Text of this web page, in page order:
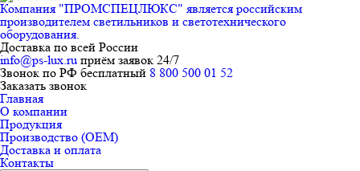
Компания "ПРОМСПЕЦЛЮКС" является российским
производителем светильников и светотехнического
оборудования.
Доставка по всей России
info@ps-lux.ru приём заявок 24/7
Звонок по РФ бесплатный 8 800 500 01 52
Заказать звонок
Главная
О компании
Продукция
Производство (ОЕМ)
Доставка и оплата
Контакты